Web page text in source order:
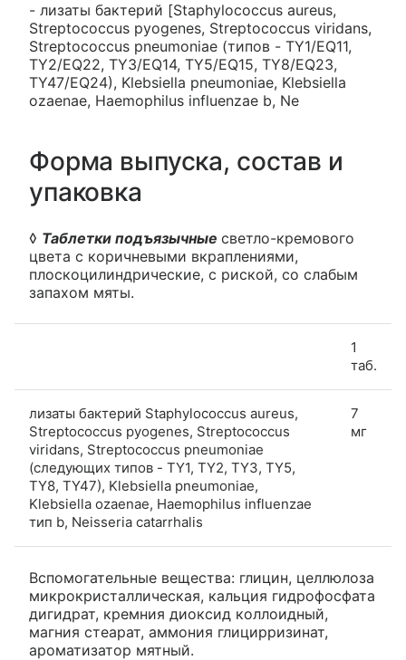
- лизаты бактерий [Staphylococcus aureus,
Streptococcus pyogenes, Streptococcus viridans,
Streptococcus pneumoniae (типов - TY1/EQ11,
TY2/EQ22, TY3/EQ14, TY5/EQ15, TY8/EQ23,
TY47/EQ24), Klebsiella pneumoniae, Klebsiella
ozaenae, Haemophilus influenzae b, Ne
Форма выпуска, состав и
упаковка
◊ Таблетки подъязычные светло-кремового
цвета с коричневыми вкраплениями,
плоскоцилиндрические, с риской, со слабым
запахом мяты.
1
таб.
лизаты бактерий Staphylococcus aureus,
Streptococcus pyogenes, Streptococcus
viridans, Streptococcus pneumoniae
(следующих типов - TY1, TY2, TY3, TY5,
TY8, TY47), Klebsiella pneumoniae,
Klebsiella ozaenae, Haemophilus influenzae
тип b, Neisseria catarrhalis
7
мг
Вспомогательные вещества: глицин, целлюлоза
микрокристаллическая, кальция гидрофосфата
дигидрат, кремния диоксид коллоидный,
магния стеарат, аммония глицирризинат,
ароматизатор мятный.